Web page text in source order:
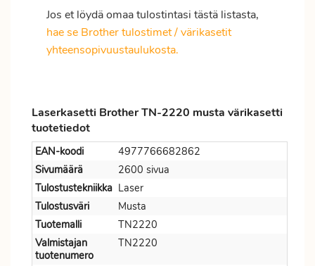
Jos et löydä omaa tulostintasi tästä listasta,
hae se Brother tulostimet / värikasetit
yhteensopivuustaulukosta.
Laserkasetti Brother TN-2220 musta värikasetti
tuotetiedot
EAN-koodi
4977766682862
Sivumäärä
2600 sivua
Tulostustekniikka Laser
Tulostusväri
Musta
Tuotemalli
TN2220
Valmistajan
tuotenumero
TN2220